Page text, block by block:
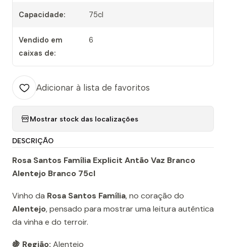
Capacidade: 75cl
Vendido em
caixas de:
6
Adicionar à lista de favoritos
Mostrar stock das localizações
DESCRIÇÃO
Rosa Santos Família Explicit Antão Vaz Branco
Alentejo Branco 75cl
Vinho da Rosa Santos Família, no coração do
Alentejo, pensado para mostrar uma leitura autêntica
da vinha e do terroir.
🍇 Região: Alentejo